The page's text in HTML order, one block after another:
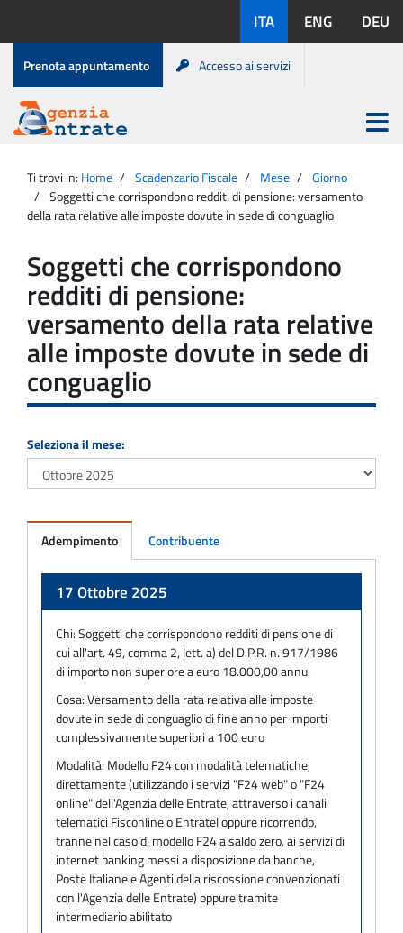
contenuto
disponibili:
ITA ENG DEU
Menu
di
servizio
Prenota appuntamento Accesso ai servizi
Agenzia
Entrate
Apri
menu
principale
Ti trovi in: Home Scadenzario Fiscale Mese
Giorno
Soggetti che corrispondono redditi di pensione: versamento
della rata relative alle imposte dovute in sede di conguaglio
Soggetti che corrispondono
redditi di pensione:
versamento della rata relative
alle imposte dovute in sede di
conguaglio
Seleziona il mese:
Adempimento Contribuente
17 Ottobre 2025
Chi:Soggetti che corrispondono redditi di pensione di
cui all'art. 49, comma 2, lett. a) del D.P.R. n. 917/1986
di importo non superiore a euro 18.000,00 annui
Cosa:Versamento della rata relativa alle imposte
dovute in sede di conguaglio di fine anno per importi
complessivamente superiori a 100 euro
Modalità: Modello F24 con modalità telematiche,
direttamente (utilizzando i servizi "F24 web" o "F24
online" dell'Agenzia delle Entrate, attraverso i canali
telematici Fisconline o Entratel oppure ricorrendo,
tranne nel caso di modello F24 a saldo zero, ai servizi di
internet banking messi a disposizione da banche,
Poste Italiane e Agenti della riscossione convenzionati
con l'Agenzia delle Entrate) oppure tramite
intermediario abilitato